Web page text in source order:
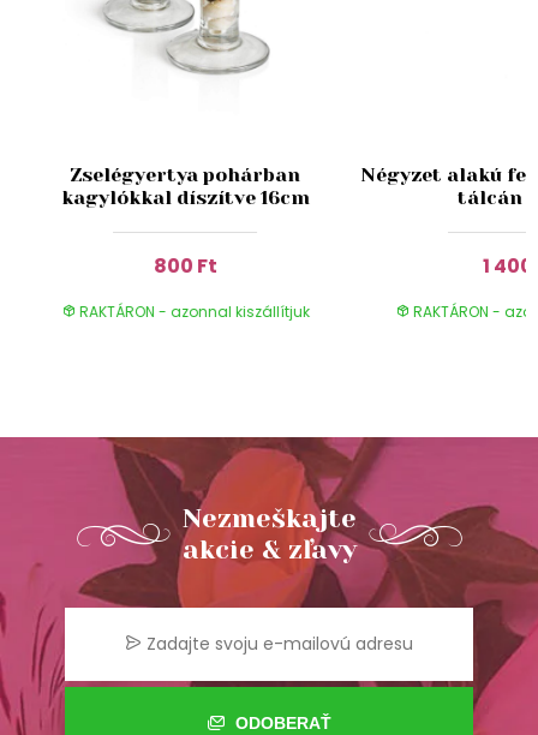
Zselégyertya pohárban
kagylókkal díszítve 16cm
800 Ft
RAKTÁRON - azonnal kiszállítjuk
Négyzet alakú
tálcán
1
RAKTÁRON -
Nezmeškajte
akcie & zľavy
ODOBERAŤ